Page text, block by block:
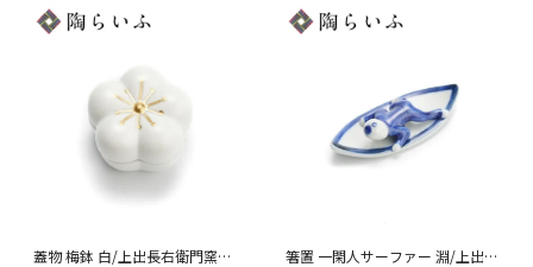
蓋物 梅鉢 白/上出長右衛門窯
箸置 一閑人サーファー 淵/上出長